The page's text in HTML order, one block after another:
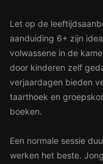
Let op de
aanduiding 6+ zijn
volwassene in de
door kinderen zelf
verjaardagen bieden
taarthoek en
boeken.
Een normale sessie
werken het beste.